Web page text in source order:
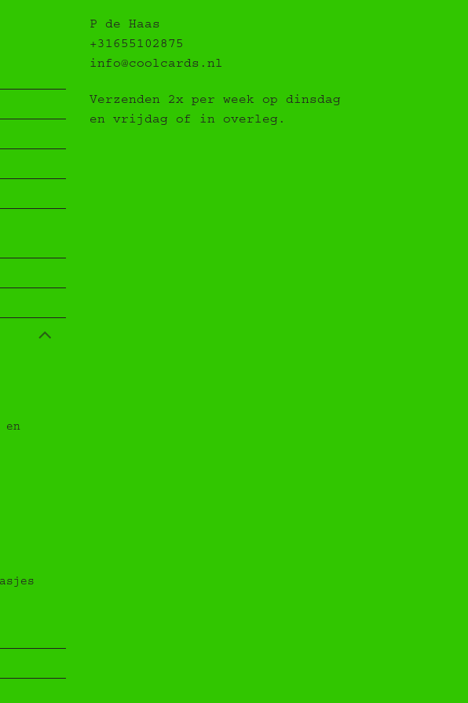
en
P de Haas
+31655102875
info@coolcards.nl
Verzenden 2x per week op dinsdag
en vrijdag of in overleg.